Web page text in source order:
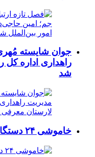
جوان شایسته
راهداری اداره
شد
خاموشی ۲۴ دستگاه ماینر فاقد مجوز در لامرد